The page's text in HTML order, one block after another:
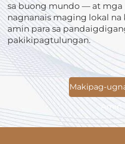
sa buong mundo — at mga
nagnanais maging lokal na
amin para sa
pakikipagtulungan.
Makipag-
Amin